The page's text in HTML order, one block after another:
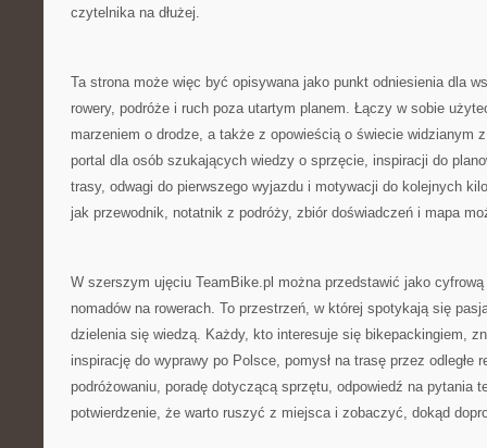
czytelnika na dłużej.
Ta strona może więc być opisywana jako punkt odniesienia dla
rowery, podróże i ruch poza utartym planem. Łączy w sobie
marzeniem o drodze, a także z opowieścią o świecie widzianym
portal dla osób szukających wiedzy o sprzęcie, inspiracji do
trasy, odwagi do pierwszego wyjazdu i motywacji do kolejnych
jak przewodnik, notatnik z podróży, zbiór doświadczeń i mapa
W szerszym ujęciu TeamBike.pl można przedstawić jako
nomadów na rowerach. To przestrzeń, w której spotykają się
dzielenia się wiedzą. Każdy, kto interesuje się bikepackingiem,
inspirację do wyprawy po Polsce, pomysł na trasę przez odległe
podróżowaniu, poradę dotyczącą sprzętu, odpowiedź na pytania
potwierdzenie, że warto ruszyć z miejsca i zobaczyć, dokąd